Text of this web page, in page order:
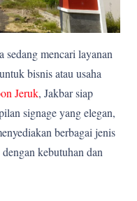
sedang mencari layanan
bisnis atau usaha
Jeruk, Jakbar siap
signage yang elegan,
berbagai jenis
kebutuhan dan